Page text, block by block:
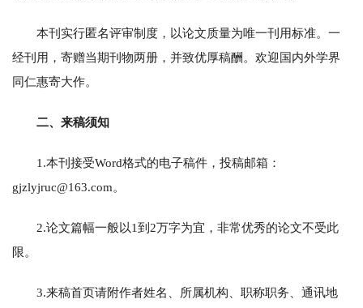
本刊实行匿名评审制度，以论文质量为唯一刊用标准。一
经刊用，寄赠当期刊物两册，并致优厚稿酬。欢迎国内外学界
同仁惠寄大作。
二、来稿须知
1.本刊接受Word格式的电子稿件，投稿邮箱：
gjzlyjruc@163.com。
2.论文篇幅一般以1到2万字为宜，非常优秀的论文不受此
限。
3.来稿首页请附作者姓名、所属机构、职称职务、通讯地